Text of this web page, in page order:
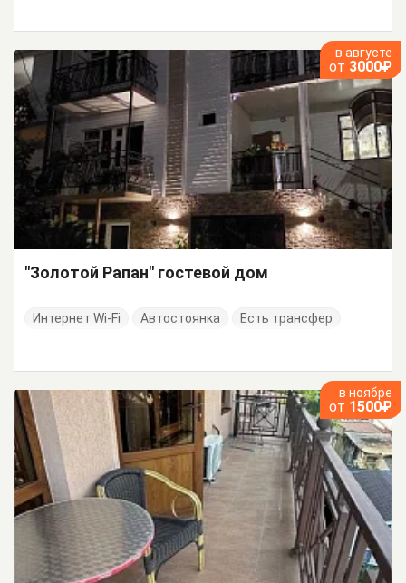
в августе
от 3000₽
"Золотой Рапан" гостевой дом
Интернет Wi-Fi Автостоянка Есть трансфер
в ноябре
от 1500₽